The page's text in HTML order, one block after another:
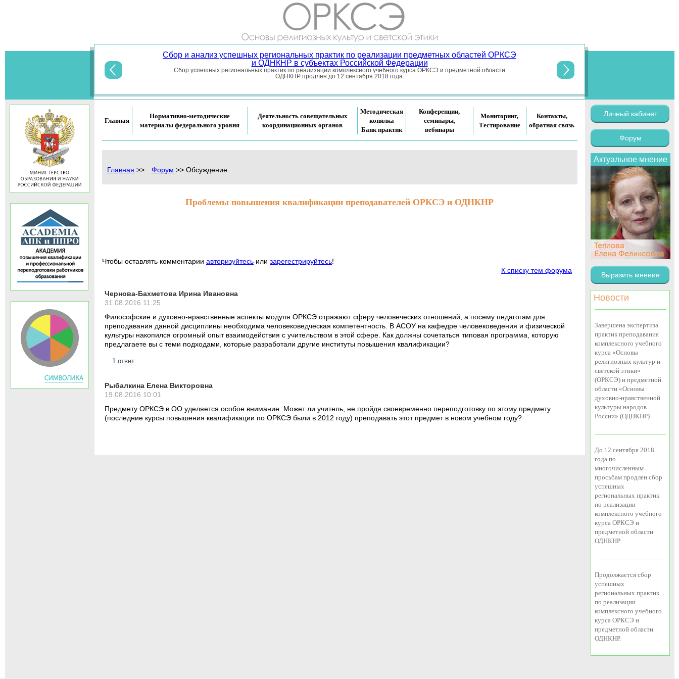
Сбор и анализ успешных региональных практик по реализации предметных областей ОРКСЭ
и ОДНКНР в субъектах Российской Федерации
Сбор успешных региональных практик по реализации комплексного учебного курса ОРКСЭ и предметной области
ОДНКНР продлен до 12 сентября 2018 года.
Главная
Нормативно-методические
материалы федерального уровня
Деятельность совещательных
координационных органов
Методическая
копилка
Банк практик
Конференции,
семинары,
вебинары
Мониторинг,
Тестирование
Контакты,
обратная связь
Главная >> Форум >> Обсуждение
Проблемы повышения квалификации преподавателей ОРКСЭ и ОДНКНР
Чтобы оставлять комментарии авторизуйтесь или зарегестрируйтесь!
К списку тем форума
Чернова-Бахметова Ирина Ивановна
31.08.2016 11:25
Философские и духовно-нравственные аспекты модуля ОРКСЭ отражают сферу человеческих отношений, а посему педагогам для
преподавания данной дисциплины необходима человековедческая компетентность. В АСОУ на кафедре человековедения и физической
культуры накопился огромный опыт взаимодействия с учительством в этой сфере. Как должны сочетаться типовая программа, которую
предлагаете вы с теми подходами, которые разработали другие институты повышения квалификации?
1 ответ
Рыбалкина Елена Викторовна
19.08.2016 10:01
Предмету ОРКСЭ в ОО уделяется особое внимание. Может ли учитель, не пройдя своевременно переподготовку по этому предмету
(последние курсы повышения квалификации по ОРКСЭ были в 2012 году) преподавать этот предмет в новом учебном году?
Личный кабинет
Форум
Актуальное мнение
Выразить мнение
Новости
Завершена экспертиза
практик преподавания
комплексного учебного
курса «Основы
религиозных культур и
светской этики»
(ОРКСЭ) и предметной
области «Основы
духовно-нравственной
культуры народов
России» (ОДНКНР)
До 12 сентября 2018
года по
многочисленным
просьбам продлен сбор
успешных
региональных практик
по реализации
комплексного учебного
курса ОРКСЭ и
предметной области
ОДНКНР
Продолжается сбор
успешных
региональных практик
по реализации
комплексного учебного
курса ОРКСЭ и
предметной области
ОДНКНР.